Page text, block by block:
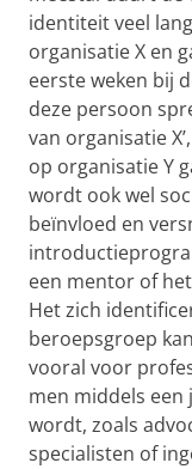
identiteit veel
organisatie X en
eerste weken bij
deze persoon
van organisatie
op organisatie Y
wordt ook wel
beïnvloed en
een mentor of
Het zich
beroepsgroep
vooral voor
men middels
wordt, zoals
specialisten of